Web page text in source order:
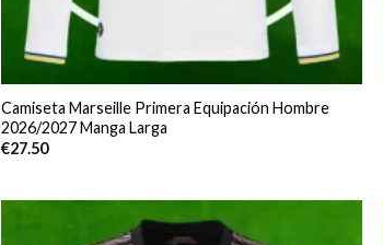
Camiseta Marseille Primera Equipación Hombre
2026/2027 Manga Larga
€27.50